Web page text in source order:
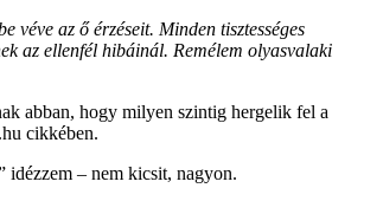
véve az ő érzéseit. Minden tisztességes
az ellenfél hibáinál. Remélem olyasvalaki
abban, hogy milyen szintig hergelik fel a
cikkében.
idézzem – nem kicsit, nagyon.